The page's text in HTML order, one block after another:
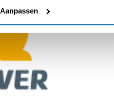
Aanpassen